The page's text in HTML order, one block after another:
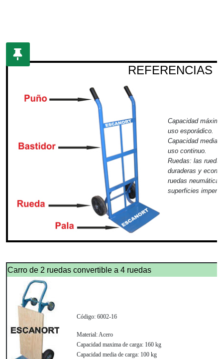
REFERENCIAS
Capacidad
uso esporádico.
Capacidad media
uso continuo.
Ruedas: las
duraderas y
ruedas
superficies
Carro de 2 ruedas convertible a 4 ruedas
Código: 6002-16
Material:Acero
Capacidad maxima de carga: 160 kg
Capacidad media de carga: 100 kg